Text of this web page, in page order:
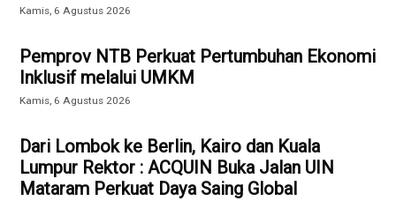
Kamis, 6 Agustus 2026
Pemprov NTB Perkuat Pertumbuhan Ekonomi
Inklusif melalui UMKM
Kamis, 6 Agustus 2026
Dari Lombok ke Berlin, Kairo dan Kuala
Lumpur Rektor : ACQUIN Buka Jalan UIN
Mataram Perkuat Daya Saing Global